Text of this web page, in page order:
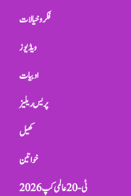
فکر و خیالات
ویڈیوز
ادبیات
پریس ریلیز
کھیل
خواتین
ٹی-20 عالمی کپ 2026